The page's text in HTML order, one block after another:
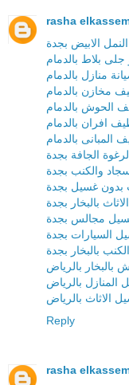
rasha
الابيض بجدة
بلاط بالدمام
منازل بالدمام
مخازن بالدمام
الحوش بالدمام
افران بالدمام
المبانى بالدمام
الجافة بجدة
والكنب بجدة
بدون غسيل بجدة
بالبخار بجدة
مجالس بجدة
السيارات بجدة
بالبخار بجدة
بالبخار بالرياض
بالرياض
الاثاث بالرياض
Reply
rasha